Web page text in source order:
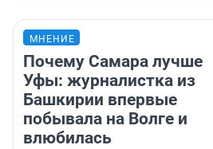
МНЕНИЕ
Почему Самара лучше
Уфы: журналистка из
Башкирии впервые
побывала на Волге и
влюбилась